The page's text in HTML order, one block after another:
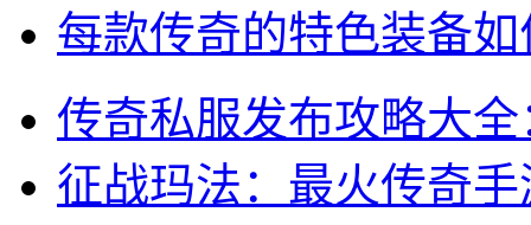
每款传奇的特色装备
传奇私服发布攻略大
征战玛法：最火传奇